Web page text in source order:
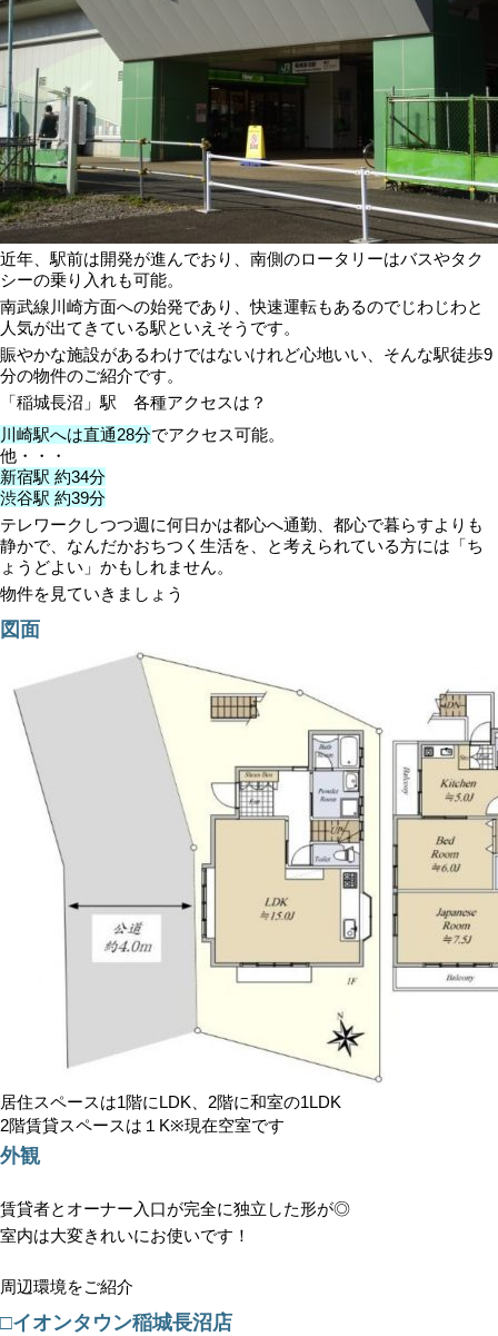
近年、駅前は開発が進んでおり、南側のロータリーはバスやタク
シーの乗り入れも可能。
南武線川崎方面への始発であり、快速運転もあるのでじわじわと
人気が出てきている駅といえそうです。
賑やかな施設があるわけではないけれど心地いい、そんな駅徒歩9
分の物件のご紹介です。
「稲城長沼」駅 各種アクセスは？
川崎駅へは直通28分でアクセス可能。
他・・・
新宿駅 約34分
渋谷駅 約39分
テレワークしつつ週に何日かは都心へ通勤、都心で暮らすよりも
静かで、なんだかおちつく生活を、と考えられている方には「ち
ょうどよい」かもしれません。
物件を見ていきましょう
図面
居住スペースは1階にLDK、2階に和室の1LDK
2階賃貸スペースは１K※現在空室です
外観
賃貸者とオーナー入口が完全に独立した形が◎
室内は大変きれいにお使いです！
周辺環境をご紹介
□イオンタウン稲城長沼店